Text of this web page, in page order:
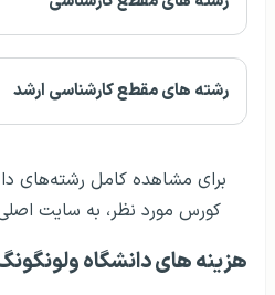
رشته های مقطع کارشناسی ارشد
برای مشاهده کامل رشته‌های
کورس مورد نظر، به سایت
هزينه های دانشگاه ولونگونگ